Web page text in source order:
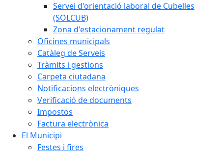
Servei d'orientació laboral de Cubelles
(SOLCUB)
Zona d'estacionament regulat
Oficines municipals
Catàleg de Serveis
Tràmits i gestions
Carpeta ciutadana
Notificacions electròniques
Verificació de documents
Impostos
Factura electrònica
El Municipi
Festes i fires